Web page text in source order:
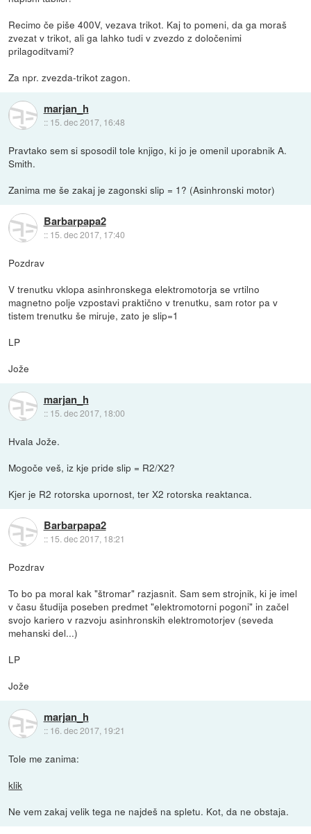
Recimo če piše 400V, vezava trikot. Kaj to pomeni, da ga moraš
zvezat v trikot, ali ga lahko tudi v zvezdo z določenimi
prilagoditvami?
Za npr. zvezda-trikot zagon.
marjan_h
:: 15. dec 2017, 16:48
Pravtako sem si sposodil tole knjigo, ki jo je omenil uporabnik A.
Smith.
Zanima me še zakaj je zagonski slip = 1? (Asinhronski motor)
Barbarpapa2
:: 15. dec 2017, 17:40
Pozdrav
V trenutku vklopa asinhronskega elektromotorja se vrtilno
magnetno polje vzpostavi praktično v trenutku, sam rotor pa v
tistem trenutku še miruje, zato je slip=1
LP
Jože
marjan_h
:: 15. dec 2017, 18:00
Hvala Jože.
Mogoče veš, iz kje pride slip = R2/X2?
Kjer je R2 rotorska upornost, ter X2 rotorska reaktanca.
Barbarpapa2
:: 15. dec 2017, 18:21
Pozdrav
To bo pa moral kak "štromar" razjasnit. Sam sem strojnik, ki je imel
v času študija poseben predmet "elektromotorni pogoni" in začel
svojo kariero v razvoju asinhronskih elektromotorjev (seveda
mehanski del...)
LP
Jože
marjan_h
:: 16. dec 2017, 19:21
Tole me zanima:
klik
Ne vem zakaj velik tega ne najdeš na spletu. Kot, da ne obstaja.